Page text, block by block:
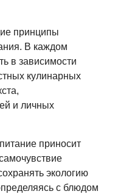
принципы
В каждом
в зависимости
кулинарных
и личных
приносит
экологию
с блюдом